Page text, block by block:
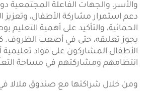
والأسر، والجهات الفاعلة المجتمعية
دعم استمرار مشاركة الأطفال، وتعزيز
الحمائية، والتأكيد على أهمية التعليم
يجوز تعليقه، حتى في أصعب
الأطفال المشاركون على مواد
انتظامهم ومشاركتهم في مساحة
ومن خلال شراكتها مع صندوق ملالا في